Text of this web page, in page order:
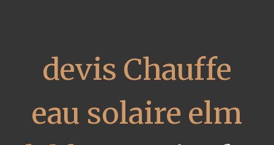
devis Chauffe
eau solaire elm